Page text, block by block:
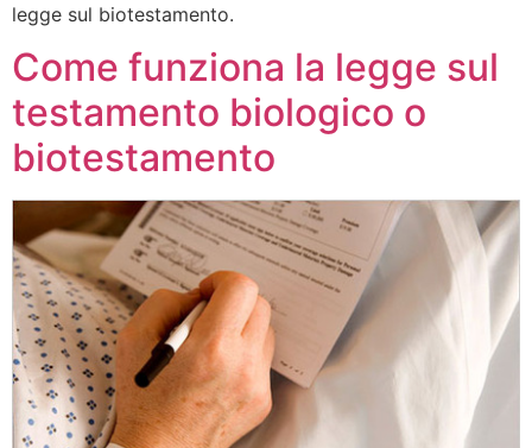
legge sul biotestamento.
Come funziona la legge sul
testamento biologico o
biotestamento